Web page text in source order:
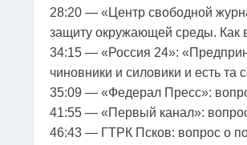
28:20 — «Центр свободной
защиту окружающей среды. Как
34:15 — «Россия 24»:
чиновники и силовики и есть та
35:09 — «Федерал Пресс»:
41:55 — «Первый канал»:
46:43 — ГТРК Псков: вопрос о